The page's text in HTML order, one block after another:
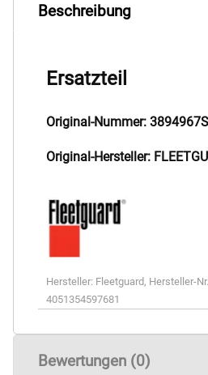
Beschreibung
Ersatzteil
Original-Nummer: 3894967S
Original-Hersteller:
Hersteller: Fleetguard, Hersteller-
4051354597681
Bewertungen (0)